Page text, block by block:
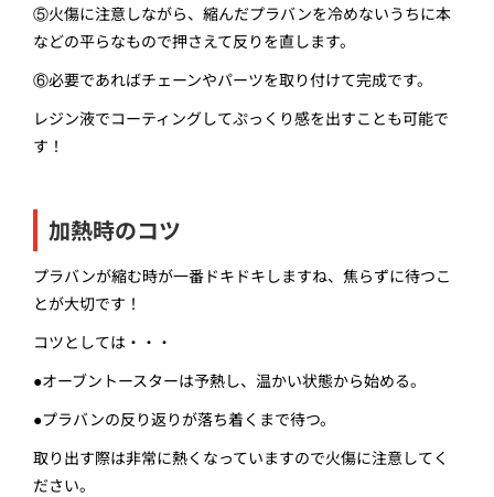
⑤火傷に注意しながら、縮んだプラバンを冷めないうちに本
などの平らなもので押さえて反りを直します。
⑥必要であればチェーンやパーツを取り付けて完成です。
レジン液でコーティングしてぷっくり感を出すことも可能で
す！
加熱時のコツ
プラバンが縮む時が一番ドキドキしますね、焦らずに待つこ
とが大切です！
コツとしては・・・
●オーブントースターは予熱し、温かい状態から始める。
●プラバンの反り返りが落ち着くまで待つ。
取り出す際は非常に熱くなっていますので火傷に注意してく
ださい。